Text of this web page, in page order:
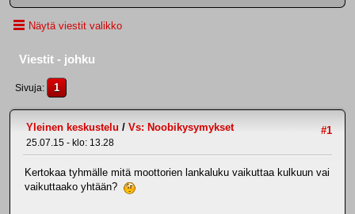
Näytä viestit valikko
Viestit - johku
Sivuja 1
#1
Yleinen keskustelu / Vs: Noobikysymykset
25.07.15 - klo: 13.28
Kertokaa tyhmälle mitä moottorien lankaluku vaikuttaa kulkuun vai
vaikuttaako yhtään?